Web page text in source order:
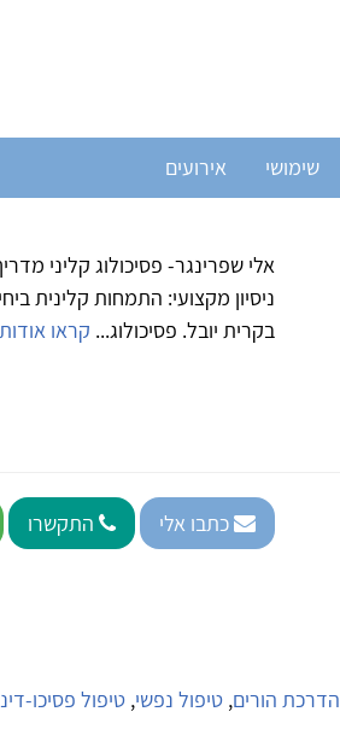
שימושי אירועים
אלי שפרינגר- פסיכולוג קליני
ניסיון מקצועי: התמחות קלינית
בקרית יובל. פסיכולוג... קראו
כתבו אלי התקשרו
הדרכת הורים, טיפול נפשי, טיפול פסיכו-